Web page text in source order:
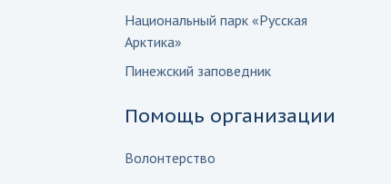
Национальный парк «Русская
Арктика»
Пинежский заповедник
Помощь организации
Волонтерство